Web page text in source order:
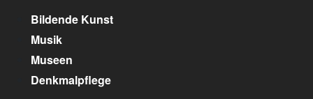
Bildende Kunst
Musik
Museen
Denkmalpflege